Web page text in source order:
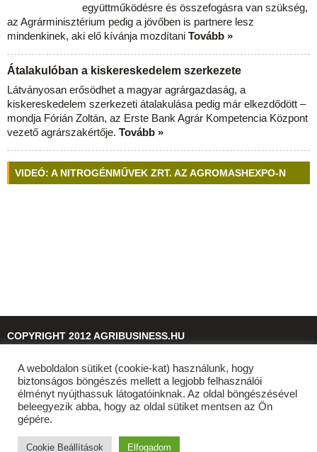
együttműködésre és összefogásra van szükség,
az Agrárminisztérium pedig a jövőben is partnere lesz
mindenkinek, aki elő kívánja mozdítani Tovább »
Átalakulóban a kiskereskedelem szerkezete
Látványosan erősödhet a magyar agrárgazdaság, a
kiskereskedelem szerkezeti átalakulása pedig már elkezdődött –
mondja Fórián Zoltán, az Erste Bank Agrár Kompetencia Központ
vezető agrárszakértője. Tovább »
VIDEÓ: A NITROGÉNMŰVEK ZRT. AZ AGROMASHEXPO-N
COPYRIGHT 2012 AGRIBUSINESS.HU
© 2026agribusiness.hu
A weboldalon sütiket (cookie-kat) használunk, hogy
biztonságos böngészés mellett a legjobb felhasználói
élményt nyújthassuk látogatóinknak. Az oldal böngészésével
beleegyezik abba, hogy az oldal sütiket mentsen az Ön
gépére.
Cookie Beállítások Elfogadom